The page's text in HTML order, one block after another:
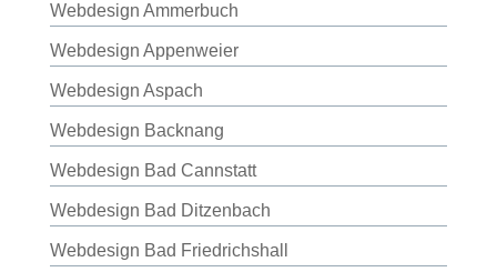
Webdesign Ammerbuch
Webdesign Appenweier
Webdesign Aspach
Webdesign Backnang
Webdesign Bad Cannstatt
Webdesign Bad Ditzenbach
Webdesign Bad Friedrichshall